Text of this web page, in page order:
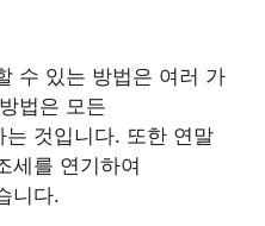
수 있는 방법은 여러 가
법은 모든
것입니다. 또한 연말
세를 연기하여
니다.